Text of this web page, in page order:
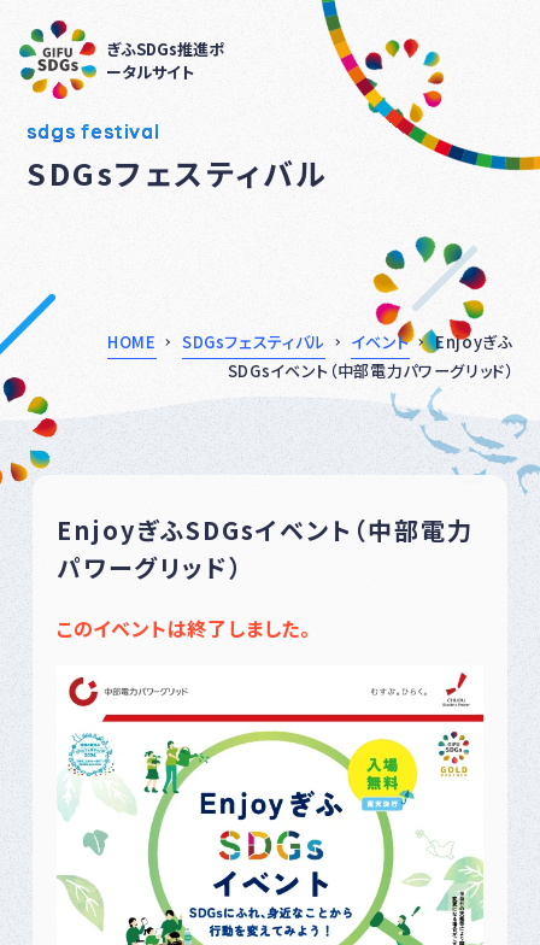
ぎふSDGs推進ポ
ータルサイト
sdgs festival
SDGsフェスティバル
HOME SDGsフェスティバル イベント
Enjoyぎふ
SDGsイベント（中部電力パワーグリッド）
EnjoyぎふSDGsイベント（中部電力
パワーグリッド）
このイベントは終了しました。